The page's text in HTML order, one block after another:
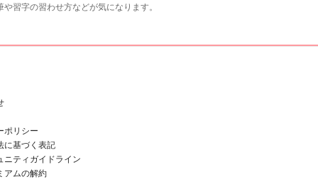
習字の習わせ方などが気になります。
ポリシー
に基づく表記
ニティガイドライン
アムの解約